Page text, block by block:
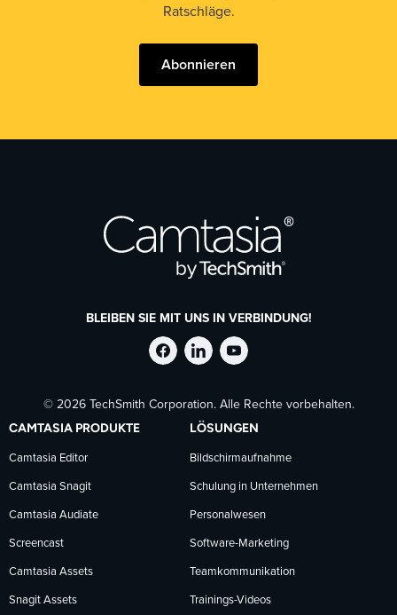
Ratschläge.
Abonnieren
BLEIBEN SIE MIT UNS IN VERBINDUNG!
TechSmith
auf
Facebook
folgen
TechSmith
auf
LinkedIn
folgen
TechSmith
auf
YouTube
folgen
© 2026 TechSmith Corporation. Alle Rechte vorbehalten.
CAMTASIA PRODUKTE
Camtasia Editor
Camtasia Snagit
Camtasia Audiate
Screencast
Camtasia Assets
Snagit Assets
LÖSUNGEN
Bildschirmaufnahme
Schulung in Unternehmen
Personalwesen
Software-Marketing
Teamkommunikation
Trainings-Videos